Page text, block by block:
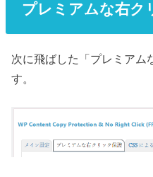
プレミアムな右ク
次に飛ばした「プレミアム
す。